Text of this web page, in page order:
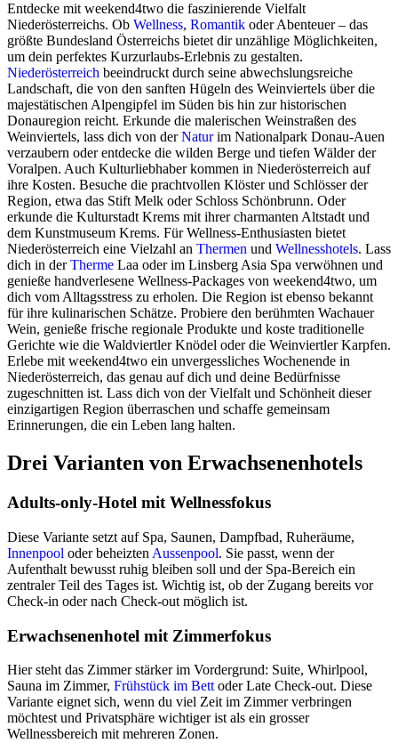
Entdecke mit weekend4two die faszinierende Vielfalt
Niederösterreichs. Ob Wellness, Romantik oder Abenteuer – das
größte Bundesland Österreichs bietet dir unzählige Möglichkeiten,
um dein perfektes Kurzurlaubs-Erlebnis zu gestalten.
Niederösterreich beeindruckt durch seine abwechslungsreiche
Landschaft, die von den sanften Hügeln des Weinviertels über die
majestätischen Alpengipfel im Süden bis hin zur historischen
Donauregion reicht. Erkunde die malerischen Weinstraßen des
Weinviertels, lass dich von derNaturim Nationalpark Donau-Auen
verzaubern oder entdecke die wilden Berge und tiefen Wälder der
Voralpen. Auch Kulturliebhaber kommen in Niederösterreich auf
ihre Kosten. Besuche die prachtvollen Klöster und Schlösser der
Region, etwa das Stift Melk oder Schloss Schönbrunn. Oder
erkunde die Kulturstadt Krems mit ihrer charmanten Altstadt und
dem Kunstmuseum Krems. Für Wellness-Enthusiasten bietet
Niederösterreich eine Vielzahl an Thermen und Wellnesshotels. Lass
dich in derTherme Laa oder im Linsberg Asia Spa verwöhnen und
genieße handverlesene Wellness-Packages von weekend4two, um
dich vom Alltagsstress zu erholen. Die Region ist ebenso bekannt
für ihre kulinarischen Schätze. Probiere den berühmten Wachauer
Wein, genieße frische regionale Produkte und koste traditionelle
Gerichte wie die Waldviertler Knödel oder die Weinviertler Karpfen.
Erlebe mit weekend4two ein unvergessliches Wochenende in
Niederösterreich, das genau auf dich und deine Bedürfnisse
zugeschnitten ist. Lass dich von der Vielfalt und Schönheit dieser
einzigartigen Region überraschen und schaffe gemeinsam
Erinnerungen, die ein Leben lang halten.
Drei Varianten von Erwachsenenhotels
Adults-only-Hotel mit Wellnessfokus
Diese Variante setzt auf Spa, Saunen, Dampfbad, Ruheräume,
Innenpool oder beheizten Aussenpool. Sie passt, wenn der
Aufenthalt bewusst ruhig bleiben soll und der Spa-Bereich ein
zentraler Teil des Tages ist. Wichtig ist, ob der Zugang bereits vor
Check-in oder nach Check-out möglich ist.
Erwachsenenhotel mit Zimmerfokus
Hier steht das Zimmer stärker im Vordergrund: Suite, Whirlpool,
Sauna im Zimmer, Frühstück im Bett oder Late Check-out. Diese
Variante eignet sich, wenn du viel Zeit im Zimmer verbringen
möchtest und Privatsphäre wichtiger ist als ein grosser
Wellnessbereich mit mehreren Zonen.